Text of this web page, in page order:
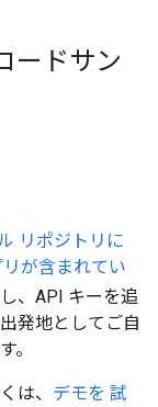
ードサン
リポジトリに
が含まれてい
、API キーを追
発地としてご自
。
は、 デモを 試